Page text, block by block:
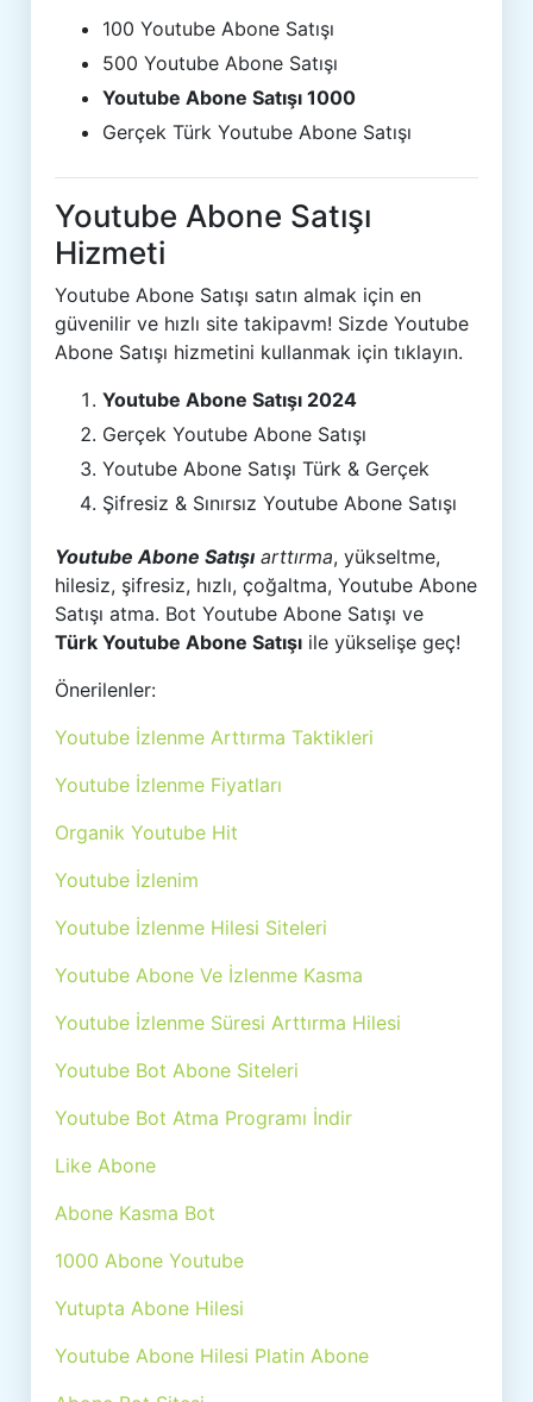
100 Youtube Abone Satışı
500 Youtube Abone Satışı
Youtube Abone Satışı 1000
Gerçek Türk Youtube Abone Satışı
Youtube Abone Satışı
Hizmeti
Youtube Abone Satışı satın almak için en
güvenilir ve hızlı site takipavm! Sizde Youtube
Abone Satışı hizmetini kullanmak için tıklayın.
Youtube Abone Satışı 2024
Gerçek Youtube Abone Satışı
Youtube Abone Satışı Türk & Gerçek
Şifresiz & Sınırsız Youtube Abone Satışı
Youtube Abone Satışı arttırma, yükseltme,
hilesiz, şifresiz, hızlı, çoğaltma, Youtube Abone
Satışı atma. Bot Youtube Abone Satışı ve
Türk Youtube Abone Satışı ile yükselişe geç!
Önerilenler:
Youtube İzlenme Arttırma Taktikleri
Youtube İzlenme Fiyatları
Organik Youtube Hit
Youtube İzlenim
Youtube İzlenme Hilesi Siteleri
Youtube Abone Ve İzlenme Kasma
Youtube İzlenme Süresi Arttırma Hilesi
Youtube Bot Abone Siteleri
Youtube Bot Atma Programı İndir
Like Abone
Abone Kasma Bot
1000 Abone Youtube
Yutupta Abone Hilesi
Youtube Abone Hilesi Platin Abone